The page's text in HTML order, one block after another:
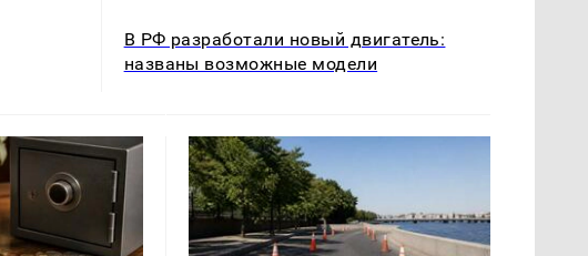
В РФ разработали новый двигатель:
названы возможные модели